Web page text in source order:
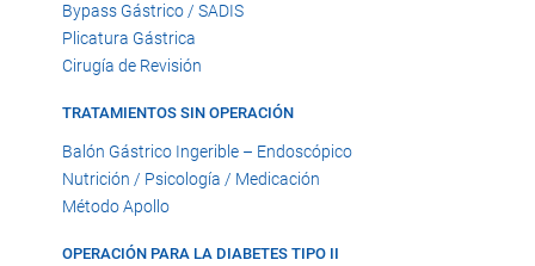
Bypass Gástrico / SADIS
Plicatura Gástrica
Cirugía de Revisión
TRATAMIENTOS SIN OPERACIÓN
Balón Gástrico Ingerible – Endoscópico
Nutrición / Psicología / Medicación
Método Apollo
OPERACIÓN PARA LA DIABETES TIPO II